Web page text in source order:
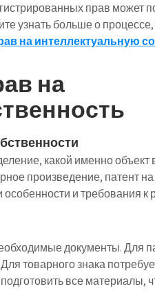
прав может
узнать больше о
на интеллектуальную
на
какой именно объект
произведение, патент
и требования к
документы. Для
товарного знака
все материалы,